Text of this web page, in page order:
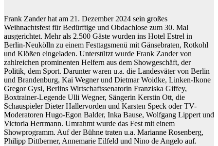
Frank Zander hat am 21. Dezember 2024 sein großes
Weihnachtsfest für Bedürftige und Obdachlose zum 30. Mal
ausgerichtet. Mehr als 2.500 Gäste wurden ins Hotel Estrel in
Berlin-Neukölln zu einem Festtagsmenü mit Gänsebraten, Rotkohl
und Klößen eingeladen. Unterstützt wurde Frank Zander von
zahlreichen prominenten Helfern aus dem Showgeschäft, der
Politik, dem Sport. Darunter waren u.a. die Landesväter von Berlin
und Brandenburg, Kai Wegner und Dietmar Woidke, Linken-Ikone
Gregor Gysi, Berlins Wirtschaftssenatorin Franziska Giffey,
Boxtrainer-Legende Ulli Wegner, Sängerin Kerstin Ott, die
Schauspieler Dieter Hallervorden und Karsten Speck oder TV-
Moderatoren Hugo-Egon Balder, Inka Bause, Wolfgang Lippert und
Victoria Herrmann. Umrahmt wurde das Fest mit einem
Showprogramm. Auf der Bühne traten u.a. Marianne Rosenberg,
Philipp Dittberner, Annemarie Eilfeld und Nino de Angelo auf.